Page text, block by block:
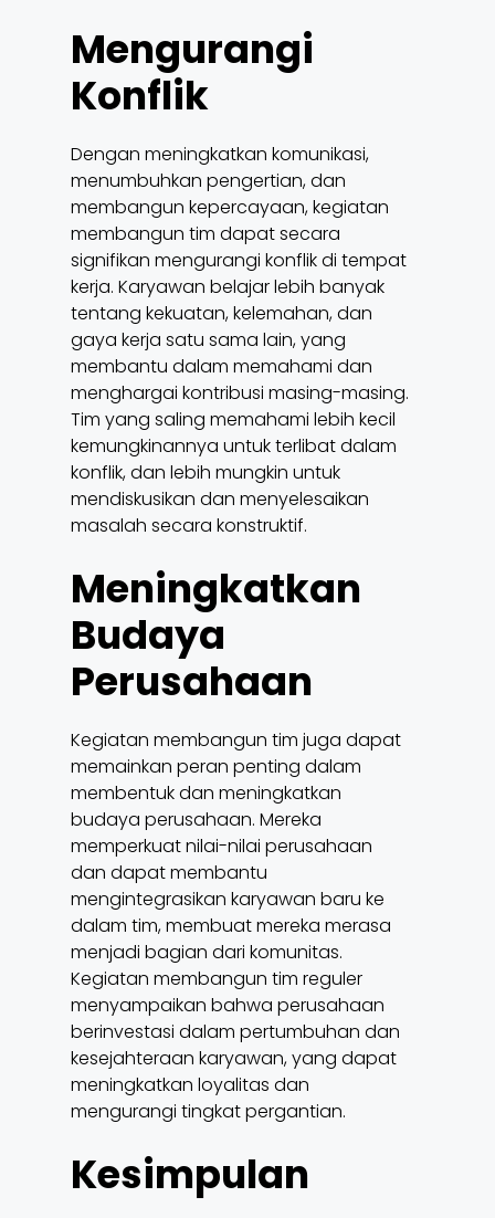
Mengurangi
Konflik
Dengan meningkatkan komunikasi,
menumbuhkan pengertian, dan
membangun kepercayaan, kegiatan
membangun tim dapat secara
signifikan mengurangi konflik di tempat
kerja. Karyawan belajar lebih banyak
tentang kekuatan, kelemahan, dan
gaya kerja satu sama lain, yang
membantu dalam memahami dan
menghargai kontribusi masing-masing.
Tim yang saling memahami lebih kecil
kemungkinannya untuk terlibat dalam
konflik, dan lebih mungkin untuk
mendiskusikan dan menyelesaikan
masalah secara konstruktif.
Meningkatkan
Budaya
Perusahaan
Kegiatan membangun tim juga dapat
memainkan peran penting dalam
membentuk dan meningkatkan
budaya perusahaan. Mereka
memperkuat nilai-nilai perusahaan
dan dapat membantu
mengintegrasikan karyawan baru ke
dalam tim, membuat mereka merasa
menjadi bagian dari komunitas.
Kegiatan membangun tim reguler
menyampaikan bahwa perusahaan
berinvestasi dalam pertumbuhan dan
kesejahteraan karyawan, yang dapat
meningkatkan loyalitas dan
mengurangi tingkat pergantian.
Kesimpulan